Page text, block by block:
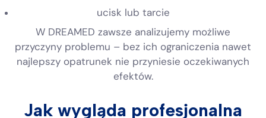
ucisk lub tarcie
W DREAMED zawsze analizujemy możliwe
przyczyny problemu – bez ich ograniczenia nawet
najlepszy opatrunek nie przyniesie oczekiwanych
efektów.
Jak wygląda profesjonalna